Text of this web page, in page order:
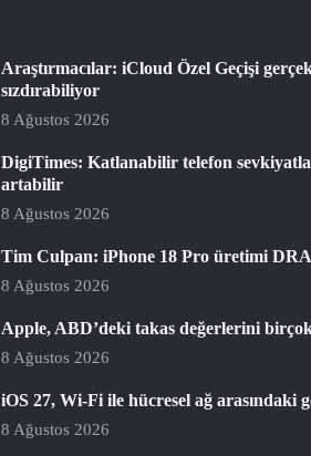
Araştırmacılar: iCloud Özel Geçişi
sızdırabiliyor
8 Ağustos 2026
DigiTimes: Katlanabilir telefon
artabilir
8 Ağustos 2026
Tim Culpan: iPhone 18 Pro üretimi
8 Ağustos 2026
Apple, ABD’deki takas değerlerini
8 Ağustos 2026
iOS 27, Wi-Fi ile hücresel ağ arasındaki
8 Ağustos 2026